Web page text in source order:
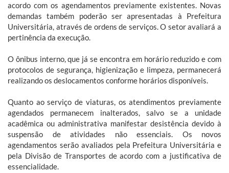
acordo com os agendamentos previamente existentes. Novas
demandas também poderão ser apresentadas à Prefeitura
Universitária, através de ordens de serviços. O setor avaliará a
pertinência da execução.
O ônibus interno, que já se encontra em horário reduzido e com
protocolos de segurança, higienização e limpeza, permanecerá
realizando os deslocamentos conforme horários disponíveis.
Quanto ao serviço de viaturas, os atendimentos previamente
agendados permanecem inalterados, salvo se a unidade
acadêmica ou administrativa manifestar desistência devido à
suspensão de atividades não essenciais. Os novos
agendamentos serão avaliados pela Prefeitura Universitária e
pela Divisão de Transportes de acordo com a justificativa de
essencialidade.